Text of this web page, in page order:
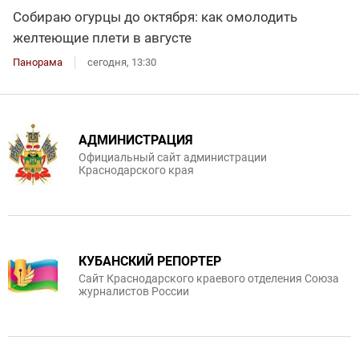
Собираю огурцы до октября: как омолодить
желтеющие плети в августе
Панорама сегодня, 13:30
АДМИНИСТРАЦИЯ
Официальный сайт администрации
Краснодарского края
КУБАНСКИЙ РЕПОРТЕР
Сайт Краснодарского краевого отделения Союза
журналистов России